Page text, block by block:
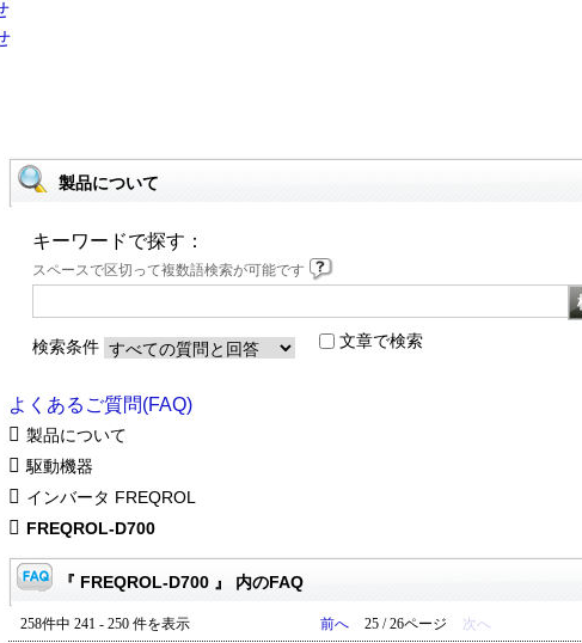
製品について
キーワードで探す：
スペースで区切って複数語検索が可能です
検索条件 文章で検索
よくあるご質問(FAQ)
製品について
駆動機器
インバータ FREQROL
FREQROL-D700
『 FREQROL-D700 』 内のFAQ
258件中 241 - 250 件を表示 前へ 25 / 26ページ 次へ